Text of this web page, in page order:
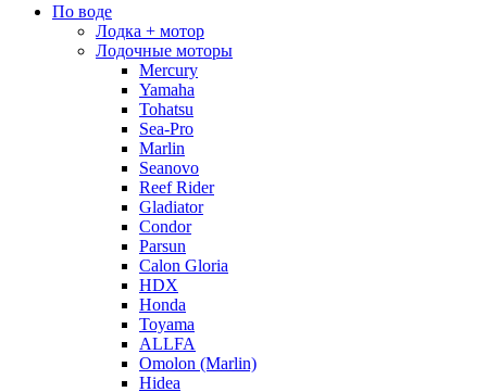
По воде
Лодка + мотор
Лодочные моторы
Mercury
Yamaha
Tohatsu
Sea-Pro
Marlin
Seanovo
Reef Rider
Gladiator
Condor
Parsun
Calon Gloria
HDX
Honda
Toyama
ALLFA
Omolon (Marlin)
Hidea